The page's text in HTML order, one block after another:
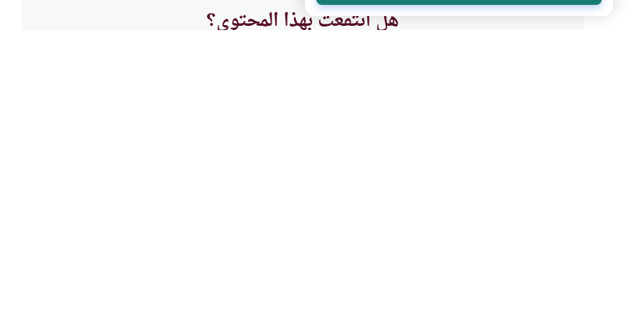
هل انتفعت بهذا المحتوى؟